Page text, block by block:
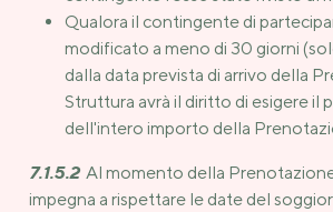
Qualora il contingente di
modificato a meno di 30 giorni
dalla data prevista di arrivo della
Struttura avrà il diritto di esigere il
dell'intero importo della
7.1.5.2 Al momento della
impegna a rispettare le date del